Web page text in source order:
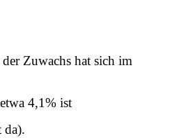
Zuwachs hat sich im
4,1% ist
da).